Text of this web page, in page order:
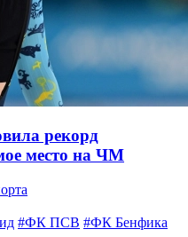
рекорд
место на ЧМ
#ФК ПСВ #ФК Бенфика